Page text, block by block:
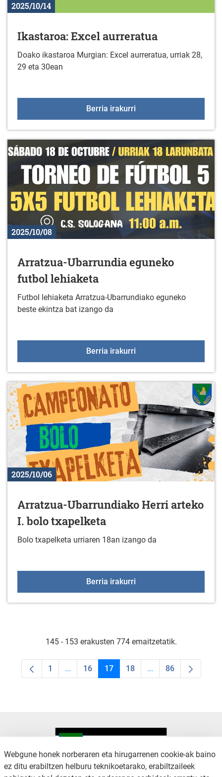
2025/10/14
Ikastaroa: Excel aurreratua
Doako ikastaroa Murgian: Excel aurreratua, urriak 28,
29 eta 30ean
Berria irakurri
2025/10/08
Arratzua-Ubarrundia eguneko
futbol lehiaketa
Futbol lehiaketa Arratzua-Ubarrundiako eguneko
beste ekintza bat izango da
Berria irakurri
2025/10/06
Arratzua-Ubarrundiako Herri arteko
I. bolo txapelketa
Bolo txapelketa urriaren 18an izango da
Berria irakurri
145 - 153 erakusten 774 emaitzetatik.
Orrialdea
1 ...Intermediate Pages Use TAB to navigate.
Orrialdea
16 Orrialdea
17 Orrialdea
18 ...Intermediate Pages
Orrialdea
86
Webgune honek norberaren eta hirugarrenen cookie-ak baino
ez ditu erabiltzen helburu teknikoetarako, erabiltzaileek